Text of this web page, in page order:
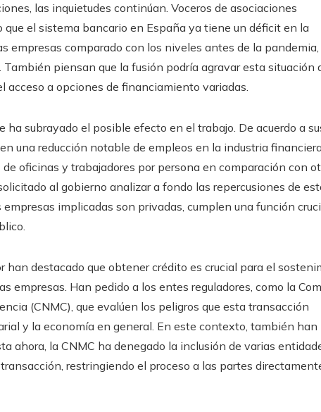
las inquietudes continúan. Voceros de asociaciones
el sistema bancario en España ya tiene un déficit en la
empresas comparado con los niveles antes de la pandemia,
piensan que la fusión podría agravar esta situación
acceso a opciones de financiamiento variadas.
ha subrayado el posible efecto en el trabajo. De acuerdo a
una reducción notable de empleos en la industria
oficinas y trabajadores por persona en comparación con
al gobierno analizar a fondo las repercusiones de
implicadas son privadas, cumplen una función
han destacado que obtener crédito es crucial para el
empresas. Han pedido a los entes reguladores, como la
(CNMC), que evalúen los peligros que esta transacción
y la economía en general. En este contexto, también han
ahora, la CNMC ha denegado la inclusión de varias
restringiendo el proceso a las partes